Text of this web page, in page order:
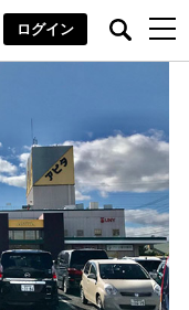
ログイン